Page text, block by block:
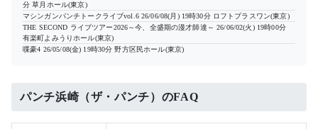
分 草月ホール(東京)
マシンガンパンチトークライブvol.6 26/06/08(月) 19時30分 ロフトプラスワン(東京)
THE SECOND ライブツアー2026～今、全盛期の漫才師達～ 26/06/02(火) 19時00分
有楽町よみうりホール(東京)
喋豪4 26/05/08(金) 19時30分 野方区民ホール(東京)
パンチ浜崎（ザ・パンチ）のFAQ